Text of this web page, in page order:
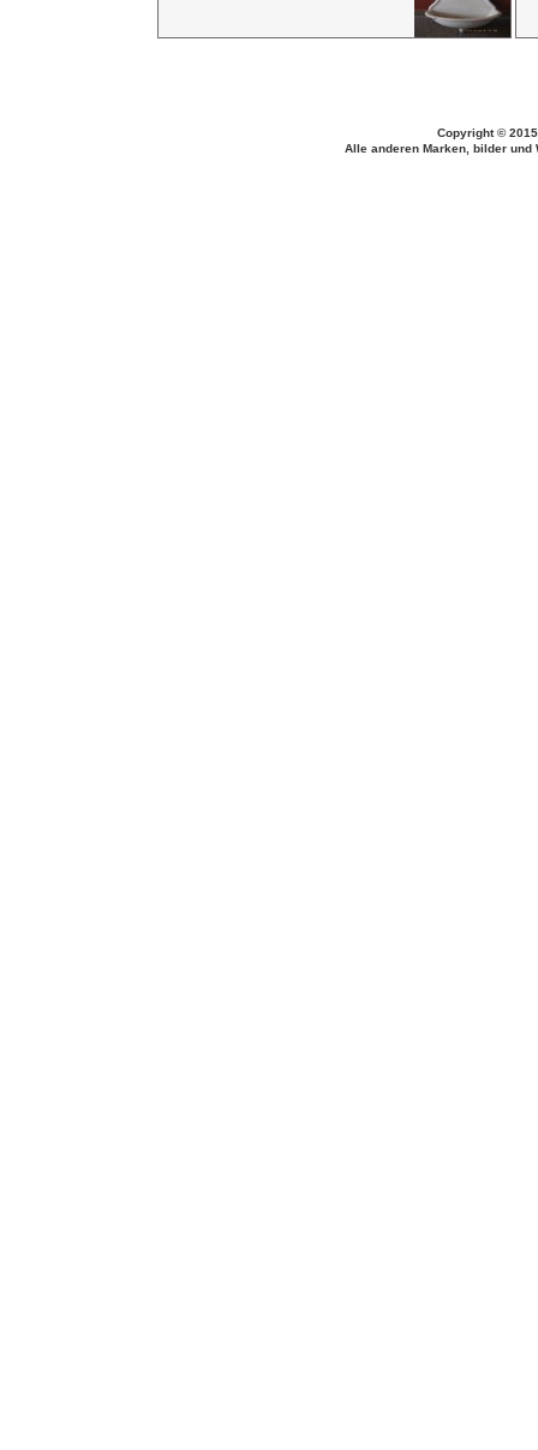
Copyright ©
Alle anderen Marken, bilder und